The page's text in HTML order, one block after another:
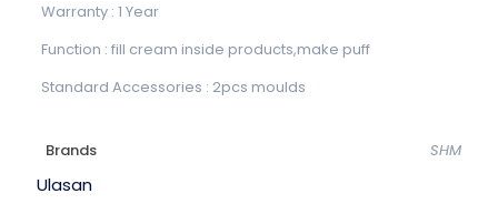
Warranty : 1 Year
Function : fill cream inside products,make puff
Standard Accessories : 2pcs moulds
Brands SHM
Ulasan